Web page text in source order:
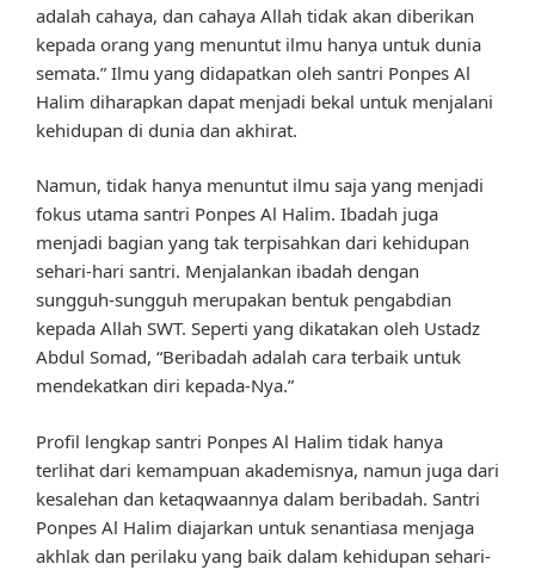
adalah cahaya, dan cahaya Allah tidak akan diberikan
kepada orang yang menuntut ilmu hanya untuk dunia
semata.” Ilmu yang didapatkan oleh santri Ponpes Al
Halim diharapkan dapat menjadi bekal untuk menjalani
kehidupan di dunia dan akhirat.
Namun, tidak hanya menuntut ilmu saja yang menjadi
fokus utama santri Ponpes Al Halim. Ibadah juga
menjadi bagian yang tak terpisahkan dari kehidupan
sehari-hari santri. Menjalankan ibadah dengan
sungguh-sungguh merupakan bentuk pengabdian
kepada Allah SWT. Seperti yang dikatakan oleh Ustadz
Abdul Somad, “Beribadah adalah cara terbaik untuk
mendekatkan diri kepada-Nya.”
Profil lengkap santri Ponpes Al Halim tidak hanya
terlihat dari kemampuan akademisnya, namun juga dari
kesalehan dan ketaqwaannya dalam beribadah. Santri
Ponpes Al Halim diajarkan untuk senantiasa menjaga
akhlak dan perilaku yang baik dalam kehidupan sehari-